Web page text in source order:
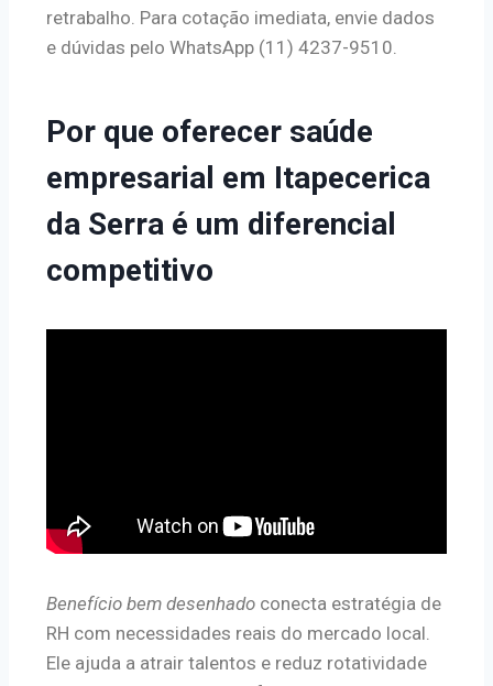
retrabalho. Para cotação imediata, envie dados
e dúvidas pelo WhatsApp (11) 4237-9510.
Por que oferecer saúde
empresarial em Itapecerica
da Serra é um diferencial
competitivo
Benefício bem desenhado conecta estratégia de
RH com necessidades reais do mercado local.
Ele ajuda a atrair talentos e reduz rotatividade